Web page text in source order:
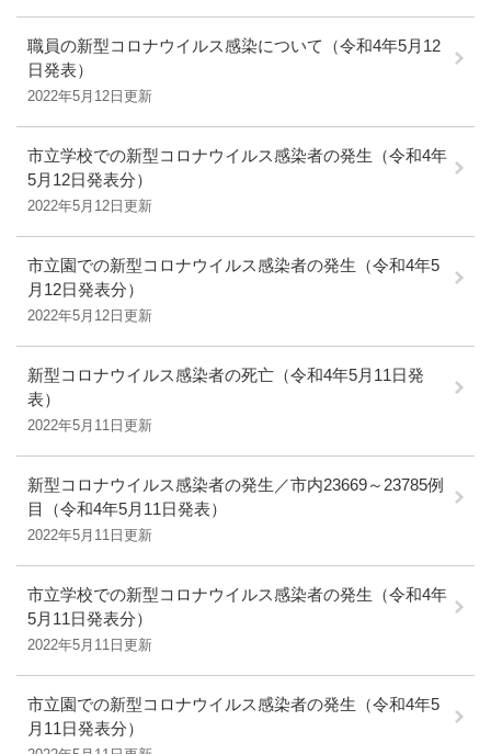
職員の新型コロナウイルス感染について（令和4年5月12
日発表）
2022年5月12日更新
市立学校での新型コロナウイルス感染者の発生（令和4年
5月12日発表分）
2022年5月12日更新
市立園での新型コロナウイルス感染者の発生（令和4年5
月12日発表分）
2022年5月12日更新
新型コロナウイルス感染者の死亡（令和4年5月11日発
表）
2022年5月11日更新
新型コロナウイルス感染者の発生／市内23669～23785例
目（令和4年5月11日発表）
2022年5月11日更新
市立学校での新型コロナウイルス感染者の発生（令和4年
5月11日発表分）
2022年5月11日更新
市立園での新型コロナウイルス感染者の発生（令和4年5
月11日発表分）